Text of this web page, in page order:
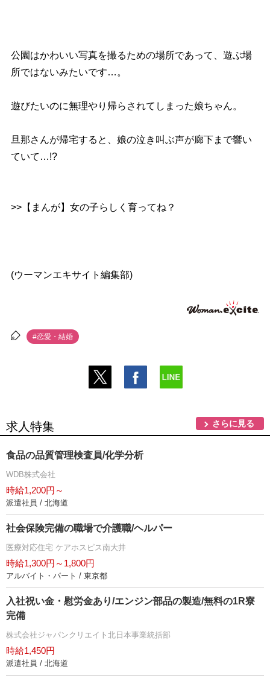
公園はかわいい写真を撮るための場所であって、遊ぶ場
所ではないみたいです…。
遊びたいのに無理やり帰らされてしまった娘ちゃん。
旦那さんが帰宅すると、娘の泣き叫ぶ声が廊下まで響い
ていて…!?
>>【まんが】女の子らしく育ってね？
(ウーマンエキサイト編集部)
#恋愛・結婚
求人特集 さらに見る
食品の品質管理検査員/化学分析
WDB株式会社
時給1,200円～
派遣社員 / 北海道
社会保険完備の職場で介護職/ヘルパー
医療対応住宅 ケアホスピス南大井
時給1,300円～1,800円
アルバイト・パート / 東京都
入社祝い金・慰労金あり/エンジン部品の製造/無料の1R寮
完備
株式会社ジャパンクリエイト北日本事業統括部
時給1,450円
派遣社員 / 北海道